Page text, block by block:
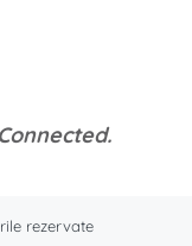
rezervate